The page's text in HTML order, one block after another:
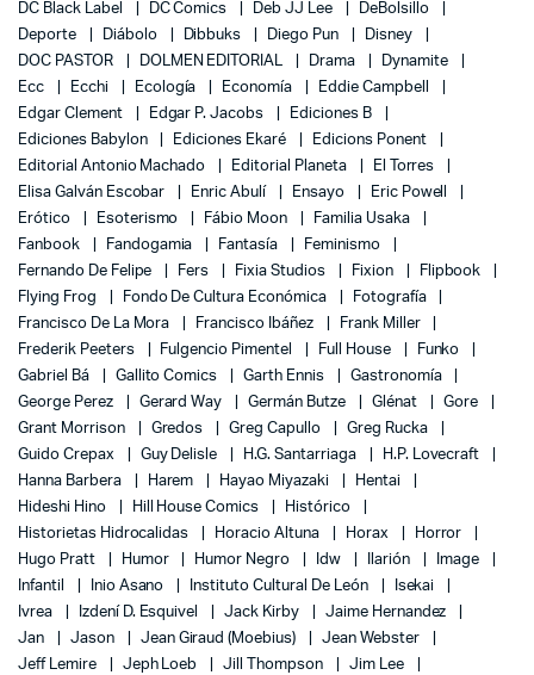
DC Black Label
DC Comics Deb JJ Lee
DeBolsillo
Deporte
Diábolo Dibbuks Diego Pun
Disney
DOC PASTOR
DOLMEN EDITORIAL Drama
Dynamite
Ecc
Ecchi Ecología Economía
Eddie Campbell
Edgar Clement
Edgar P. Jacobs
Ediciones B
Ediciones Babylon
Ediciones Ekaré
Edicions Ponent
Editorial Antonio Machado
Editorial Planeta
El Torres
Elisa Galván Escobar
Enric Abulí Ensayo
Eric Powell
Erótico
Esoterismo Fábio Moon
Familia Usaka
Fanbook
Fandogamia Fantasía
Feminismo
Fernando De Felipe
Fers Fixia Studios Fixion
Flipbook
Flying Frog
Fondo De Cultura Económica
Fotografía
Francisco De La Mora
Francisco Ibáñez
Frank Miller
Frederik Peeters
Fulgencio Pimentel Full House
Funko
Gabriel Bá
Gallito Comics Garth Ennis
Gastronomía
George Perez
Gerard Way Germán Butze Glénat
Gore
Grant Morrison
Gredos Greg Capullo
Greg Rucka
Guido Crepax
Guy Delisle H.G. Santarriaga
H.P. Lovecraft
Hanna Barbera
Harem Hayao Miyazaki
Hentai
Hideshi Hino
Hill House Comics
Histórico
Historietas Hidrocalidas
Horacio Altuna Horax
Horror
Hugo Pratt
Humor Humor Negro Idw Ilarión
Image
Infantil
Inio Asano Instituto Cultural De León
Isekai
Ivrea
Izdení D. Esquivel Jack Kirby
Jaime Hernandez
Jan
Jason Jean Giraud (Moebius)
Jean Webster
Jeff Lemire
Jeph Loeb Jill Thompson
Jim Lee